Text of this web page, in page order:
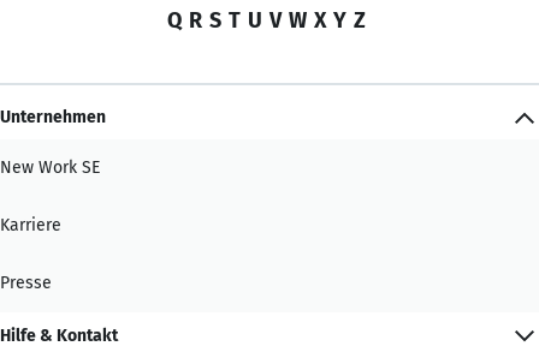
Q R S T U V W X Y Z
Unternehmen
New Work SE
Karriere
Presse
Hilfe & Kontakt